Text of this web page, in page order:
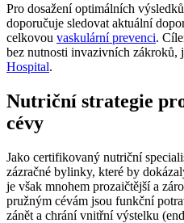
Pro dosažení optimálních
doporučuje sledovat aktuální
celkovou vaskulární prevenci.
bez nutnosti invazivních zákroků,
Hospital.
Nutriční strategie
cévy
Jako certifikovaný nutriční
zázračné bylinky, které by
je však mnohem prozaičtější a
pružným cévám jsou funkční
zánět a chrání vnitřní výstelku